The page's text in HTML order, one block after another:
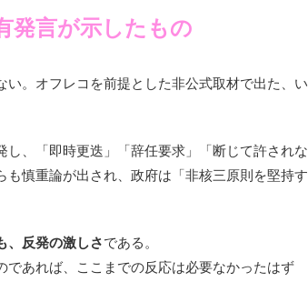
発言が示したもの
。オフレコを前提とした非公式取材で出た、い
、「即時更迭」「辞任要求」「断じて許されな
慎重論が出され、政府は「非核三原則を堅持す
、反発の激しさである。
であれば、ここまでの反応は必要なかったはず